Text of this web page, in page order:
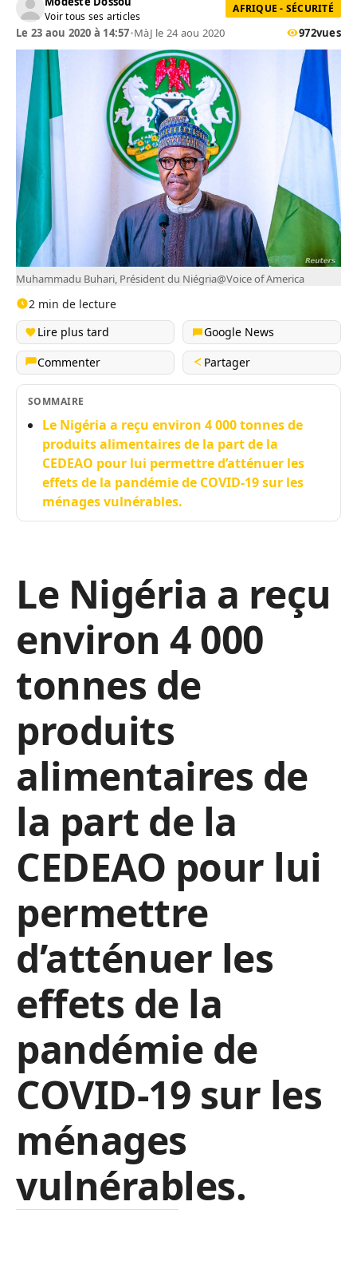
Voir tous ses articles
AFRIQUE - SÉCURITÉ
Le 23 aou 2020 à 14:57•MàJ le 24 aou 2020 972vues
Muhammadu Buhari, Président du Niégria@Voice of America
2 min de lecture
Lire plus tard
Google News
Commenter
Partager
SOMMAIRE
Le Nigéria a reçu environ 4 000 tonnes de
produits alimentaires de la part de la
CEDEAO pour lui permettre d’atténuer les
effets de la pandémie de COVID-19 sur les
ménages vulnérables.
Le Nigéria a reçu
environ 4 000
tonnes de
produits
alimentaires de
la part de la
CEDEAO pour lui
permettre
d’atténuer les
effets de la
pandémie de
COVID-19 sur les
ménages
vulnérables.